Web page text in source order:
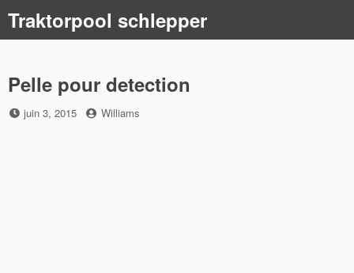
content
Traktorpool schlepper
Pelle pour detection
Posted
juin 3, 2015 by
Williams